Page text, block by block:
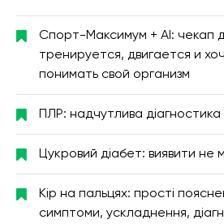
Спорт-Максимум + AI: чекап
тренируется, двигается и
понимать свой организм
ПЛР: надчутлива діагностика
Цукровий діабет: виявити не
Кір на пальцях: прості
симптоми, ускладнення,